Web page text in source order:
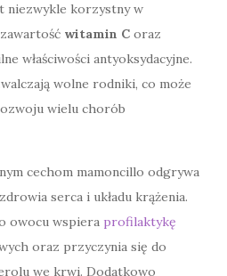
niezwykle korzystny w
witamin C oraz
właściwości antyoksydacyjne.
wolne rodniki, co może
wielu chorób
cechom mamoncillo odgrywa
serca i układu krążenia.
owocu wspiera profilaktykę
oraz przyczynia się do
we krwi. Dodatkowo